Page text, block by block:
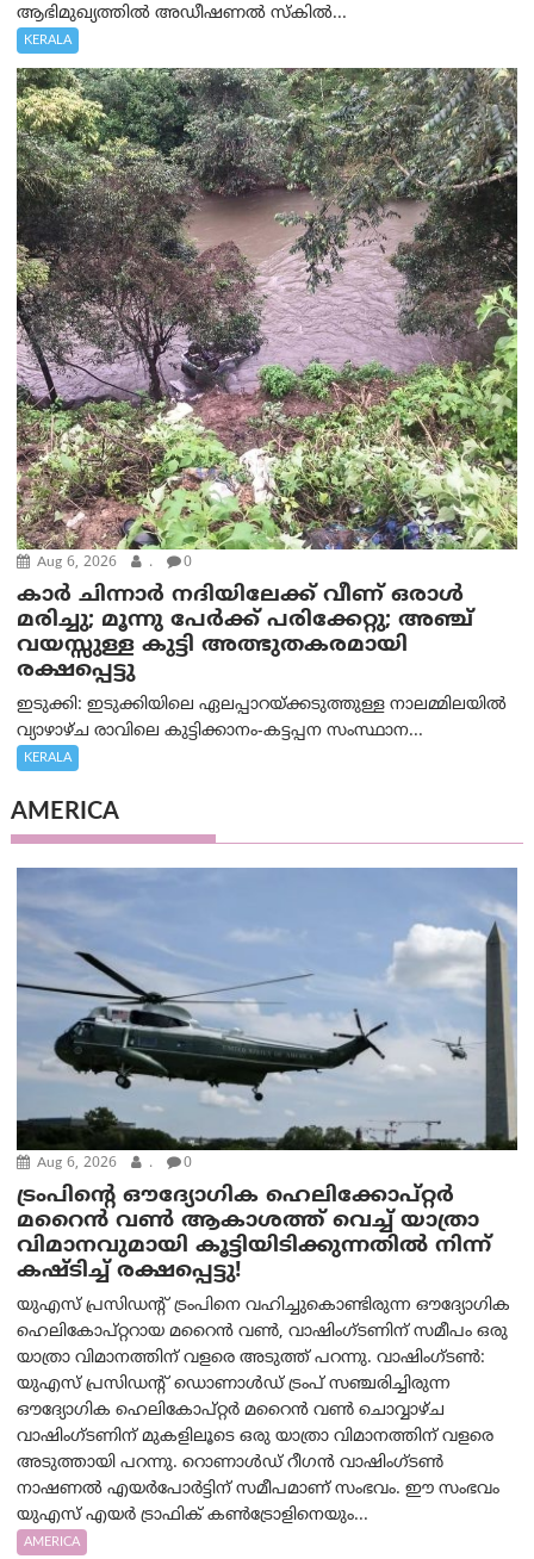
ആഭിമുഖ്യത്തിൽ അഡീഷണൽ സ്കിൽ...
KERALA
Aug 6, 2026 . 0
കാര്‍ ചിന്നാര്‍ നദിയിലേക്ക് വീണ് ഒരാള്‍
മരിച്ചു; മൂന്നു പേര്‍ക്ക് പരിക്കേറ്റു; അഞ്ച്
വയസ്സുള്ള കുട്ടി അത്ഭുതകരമായി
രക്ഷപ്പെട്ടു
ഇടുക്കി: ഇടുക്കിയിലെ ഏലപ്പാറയ്ക്കടുത്തുള്ള നാലമ്മിലയിൽ
വ്യാഴാഴ്ച രാവിലെ കുട്ടിക്കാനം-കട്ടപ്പന സംസ്ഥാന...
KERALA
AMERICA
Aug 6, 2026 . 0
ട്രം‌പിന്റെ ഔദ്യോഗിക ഹെലിക്കോപ്റ്റര്‍
മറൈന്‍ വണ്‍ ആകാശത്ത് വെച്ച് യാത്രാ
വിമാനവുമായി കൂട്ടിയിടിക്കുന്നതിൽ നിന്ന്
കഷ്ടിച്ച് രക്ഷപ്പെട്ടു!
യുഎസ് പ്രസിഡന്റ് ട്രംപിനെ വഹിച്ചുകൊണ്ടിരുന്ന ഔദ്യോഗിക
ഹെലികോപ്റ്ററായ മറൈൻ വൺ, വാഷിംഗ്ടണിന് സമീപം ഒരു
യാത്രാ വിമാനത്തിന് വളരെ അടുത്ത് പറന്നു. വാഷിംഗ്ടണ്‍:
യുഎസ് പ്രസിഡന്റ് ഡൊണാൾഡ് ട്രംപ് സഞ്ചരിച്ചിരുന്ന
ഔദ്യോഗിക ഹെലികോപ്റ്റർ മറൈൻ വൺ ചൊവ്വാഴ്ച
വാഷിംഗ്ടണിന് മുകളിലൂടെ ഒരു യാത്രാ വിമാനത്തിന് വളരെ
അടുത്തായി പറന്നു. റൊണാൾഡ് റീഗൻ വാഷിംഗ്ടൺ
നാഷണൽ എയർപോർട്ടിന് സമീപമാണ് സംഭവം. ഈ സംഭവം
യുഎസ് എയർ ട്രാഫിക് കൺട്രോളിനെയും...
AMERICA